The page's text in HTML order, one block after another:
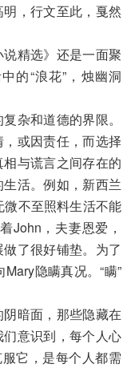
，行文至此，戛然
精选》还是一面聚
的“浪花”，烛幽洞
杂和道德的界限。
或因责任，而选择
与谎言之间存在的
活。例如，新西兰
不至照料生活不能
John，夫妻恩爱，
了很好铺垫。为了
隐瞒真况。“瞒”
暗面，那些隐藏在
意识到，每个人心
它，是每个人都需